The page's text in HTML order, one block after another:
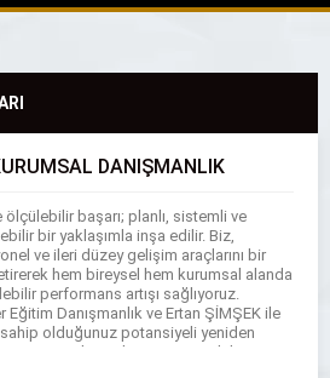
DANIŞMANLIK
ölçülebilir başarı; planlı, sistemli ve
bir yaklaşımla inşa edilir. Biz,
ve ileri düzey gelişim araçlarını bir
hem bireysel hem kurumsal alanda
performans artışı sağlıyoruz.
Eğitim Danışmanlık ve Ertan ŞİMŞEK ile
olduğunuz potansiyeli yeniden
güçlü yönlerinizi stratejik bir